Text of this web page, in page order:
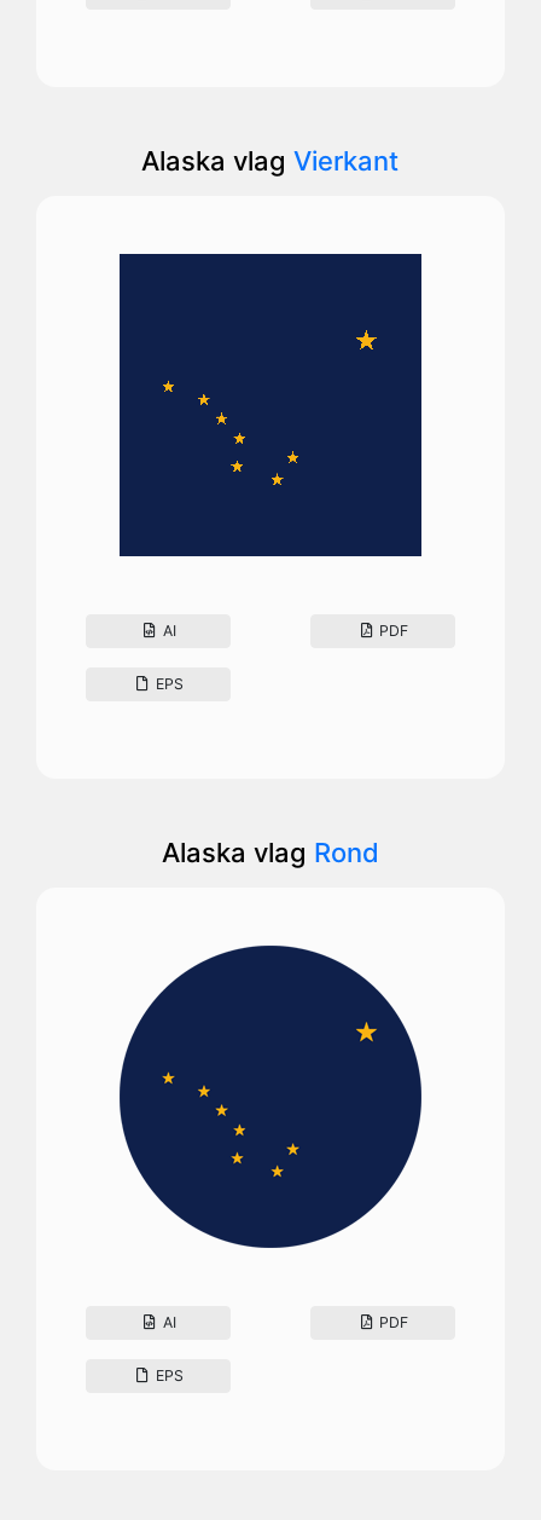
Alaska vlagVierkant
AI PDF
EPS
Alaska vlag Rond
AI PDF
EPS